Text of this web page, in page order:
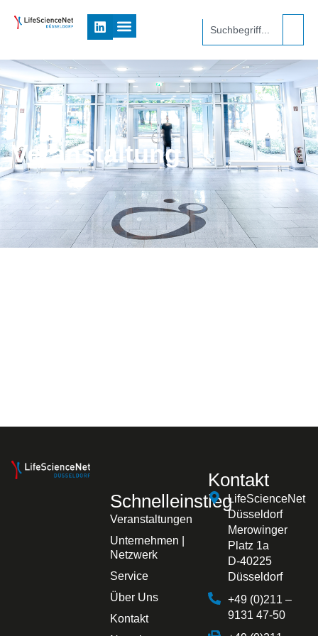
Veranstaltung
Schnelleinstieg
Veranstaltungen
Unternehmen |
Netzwerk
Service
Über Uns
Kontakt
Kontakt
LifeScienceNet
Düsseldorf
Merowinger
Platz 1a
D-40225
Düsseldorf
+49 (0)211 –
9131 47-50